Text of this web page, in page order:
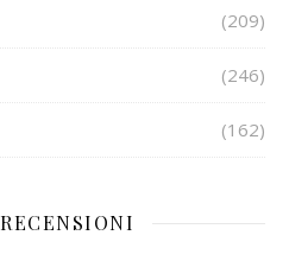
(209)
(246)
(162)